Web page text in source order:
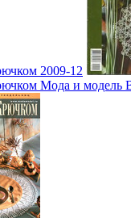
2009-12
Мода и модель